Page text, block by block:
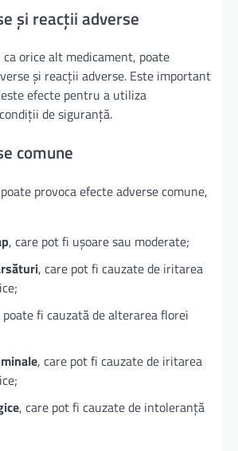
și reacții adverse
orice alt medicament, poate
și reacții adverse. Este important
efecte pentru a utiliza
de siguranță.
comune
provoca efecte adverse comune,
, care pot fi ușoare sau moderate;
, care pot fi cauzate de iritarea
poate fi cauzată de alterarea florei
, care pot fi cauzate de iritarea
, care pot fi cauzate de intoleranță